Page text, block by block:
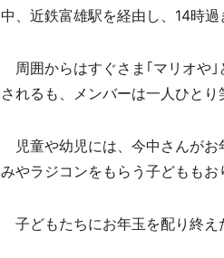
中、近鉄富雄駅を経由し、14時過
周囲からはすぐさま｢マリオや｣
されるも、メンバーは一人ひとり
児童や幼児には、今中さんがお
みやラジコンをもらう子どももお
子どもたちにお年玉を配り終え